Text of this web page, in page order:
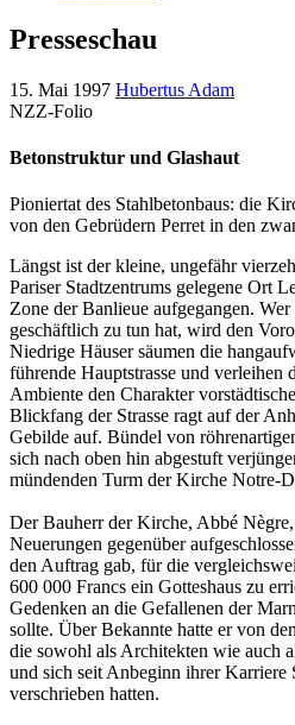
Presseschau
15. Mai 1997 Hubertus Adam
NZZ-Folio
Betonstruktur und Glashaut
Pioniertat des Stahlbetonbaus: die
von den Gebrüdern Perret in den
Längst ist der kleine, ungefähr
Pariser Stadtzentrums gelegene Ort
Zone der Banlieue aufgegangen.
geschäftlich zu tun hat, wird den
Niedrige Häuser säumen die
führende Hauptstrasse und verleihen
Ambiente den Charakter
Blickfang der Strasse ragt auf der
Gebilde auf. Bündel von
sich nach oben hin abgestuft
mündenden Turm der Kirche Notre-
Der Bauherr der Kirche, Abbé
Neuerungen gegenüber
den Auftrag gab, für die
600 000 Francs ein Gotteshaus zu
Gedenken an die Gefallenen der
sollte. Über Bekannte hatte er von
die sowohl als Architekten wie auch
und sich seit Anbeginn ihrer Karriere
verschrieben hatten.